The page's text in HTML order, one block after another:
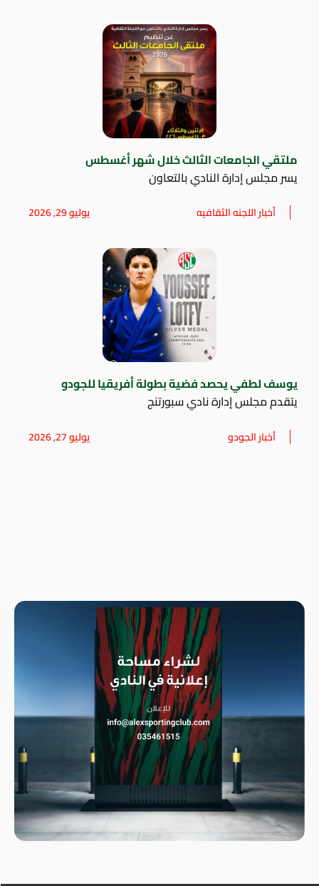
ملتقي الجامعات الثالث خلال شهر أغسطس
يسر مجلس إدارة النادي بالتعاون
أخبار اللجنه الثقافيه يوليو 29, 2026
يوسف لطفي يحصد فضية بطولة أفريقيا للجودو
يتقدم مجلس إدارة نادي سبورتنج
أخبار الجودو يوليو 27, 2026